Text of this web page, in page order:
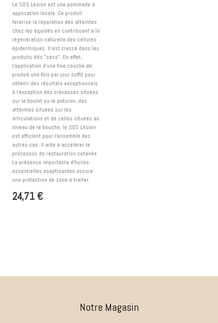
Le SOS Lésion est une pommade à
application locale. Ce produit
favorise la réparation des atteintes
chez les équidés en contribuant à la
régénération naturelle des cellules
épidermiques. Il est classé dans les
produits dits "secs". En effet,
l'application d'une fine couche de
produit une fois par jour suffit pour
obtenir des résultats exceptionnels.
A l'exception des crevasses situées
sur le boulet ou le paturon, des
atteintes situées sur les
articulations et de celles situées au
niveau de la bouche, le SOS Lésion
est efficient pour l'ensemble des
autres cas. Il aide à accélérer le
processus de restauration cutanée.
La présence importante d'huiles
essentielles aseptisantes assure
une protection de zone à traiter.
24,71 €
Notre Magasin